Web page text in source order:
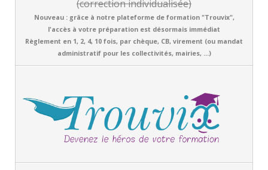
(correction individualisée)
Nouveau : grâce à notre plateforme de formation "Trouvix",
l'accès à votre préparation est désormais immédiat
Règlement en 1, 2, 4, 10 fois, par chèque, CB, virement (ou mandat
administratif pour les collectivités, mairies, ...)